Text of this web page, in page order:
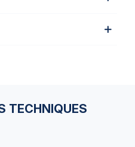
TECHNIQUES